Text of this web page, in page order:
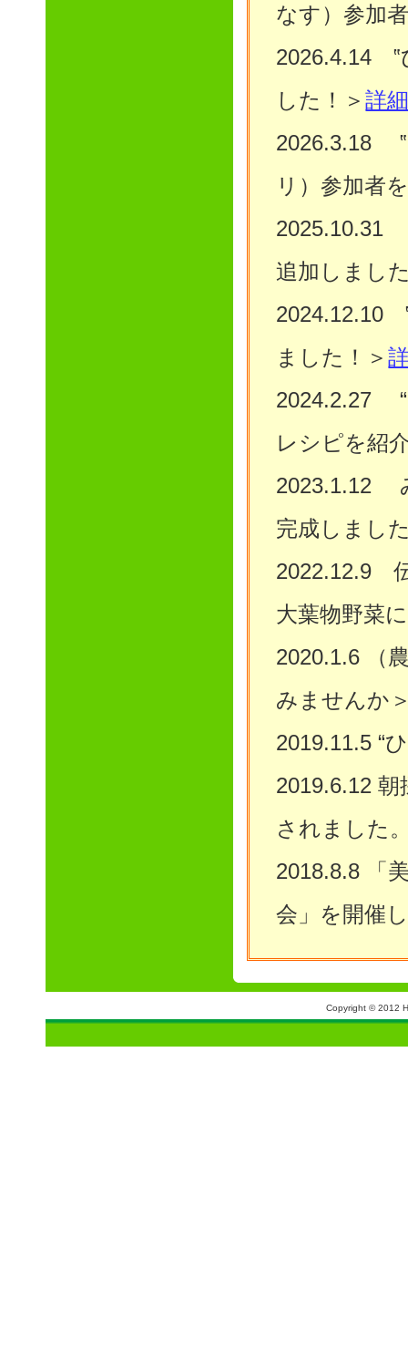
なす）参加
2026.4.14 ‟
した！＞詳
2026.3.18 ‟
リ）参加者
2025.10.31
追加しまし
2024.12.10
ました！＞
2024.2.27 “
レシピを紹
2023.1.12
完成しまし
2022.12.9
大葉物野菜
2020.1.6 （
みませんか
2019.11.5 “
2019.6.12
されました
2018.8.8 「
会」を開催
Copyright © 2012